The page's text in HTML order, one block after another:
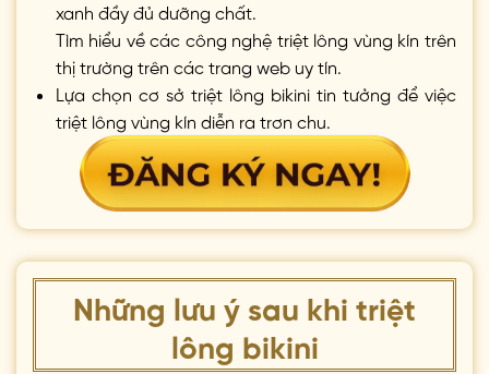
xanh đầy đủ dưỡng chất.
Tìm hiểu về các công nghệ triệt lông vùng kín trên
thị trường trên các trang web uy tín.
Lựa chọn cơ sở triệt lông bikini tin tưởng để việc
triệt lông vùng kín diễn ra trơn chu.
Những lưu ý sau khi triệt
lông bikini